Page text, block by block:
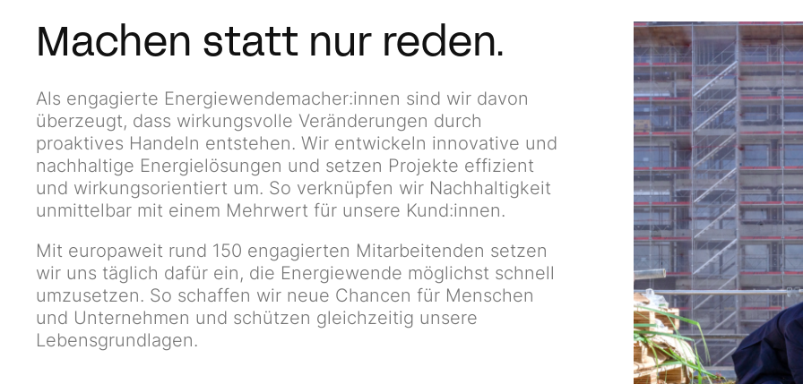
Machen statt nur reden.
Als engagierte Energiewendemacher:innen sind wir davon
über­zeugt, dass wirkungsvolle Veränderungen durch
proaktives Handeln entstehen. Wir entwickeln innovative und
nach­haltige Energielösungen und setzen Projekte effizient
und wirkungs­orientiert um. So ver­knüpfen wir Nachhaltigkeit
unmittelbar mit einem Mehrwert für unsere Kund:innen.
Mit europaweit rund 150 engagierten Mitarbeitenden setzen
wir uns täglich dafür ein, die Energiewende möglichst schnell
umzu­setzen. So schaffen wir neue Chancen für Menschen
und Unter­nehmen und schützen gleichzeitig unsere
Lebensgrundlagen.